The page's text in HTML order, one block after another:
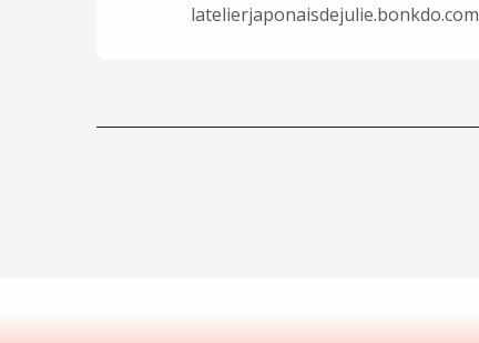
latelierjaponaisdejulie.bonkdo.com